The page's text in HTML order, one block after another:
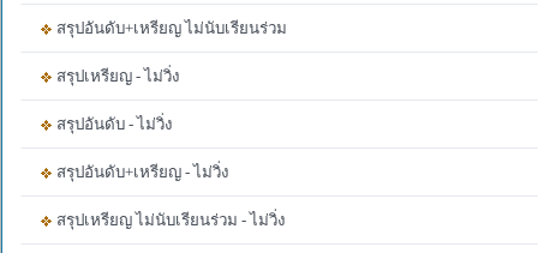
สรุปอันดับ+เหรียญ ไม่นับเรียนร่วม
สรุปเหรียญ - ไม่วิ่ง
สรุปอันดับ - ไม่วิ่ง
สรุปอันดับ+เหรียญ - ไม่วิ่ง
สรุปเหรียญ ไม่นับเรียนร่วม - ไม่วิ่ง